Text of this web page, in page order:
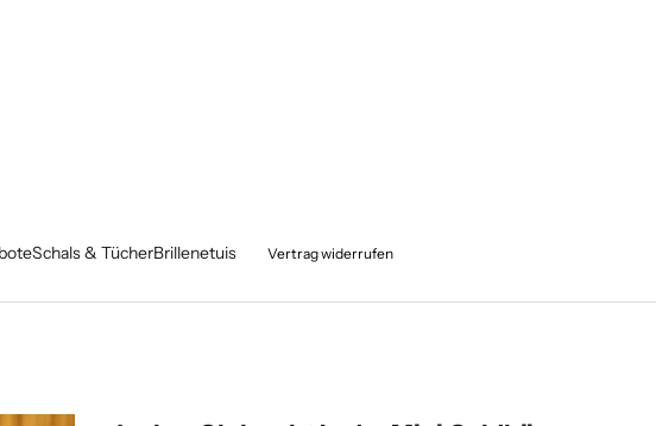
Schals & TücherBrillenetuis Vertrag widerrufen